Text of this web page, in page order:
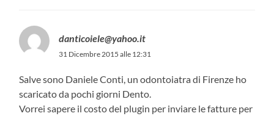
danticoiele@yahoo.it
31 Dicembre 2015 alle 12:31
Salve sono Daniele Conti, un odontoiatra di Firenze ho
scaricato da pochi giorni Dento.
Vorrei sapere il costo del plugin per inviare le fatture per